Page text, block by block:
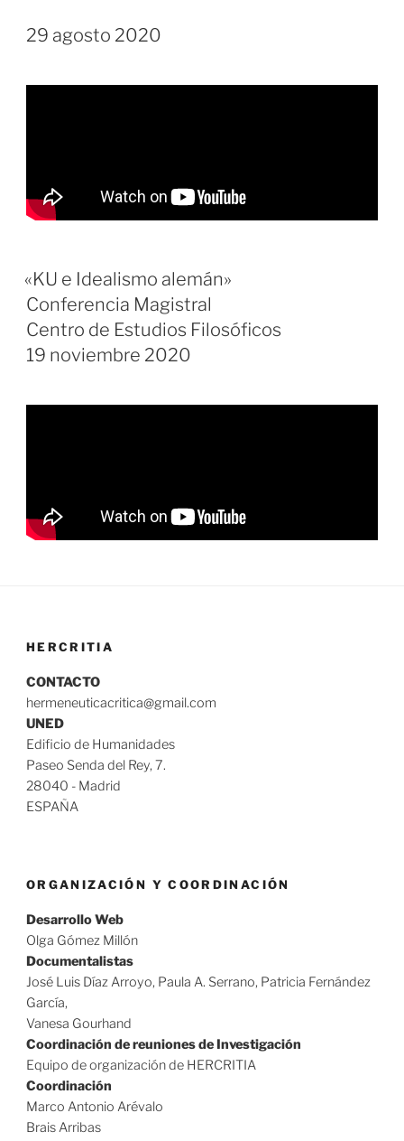
29 agosto 2020
«KU e Idealismo alemán»
Conferencia Magistral
Centro de Estudios Filosóficos
19 noviembre 2020
HERCRITIA
CONTACTO
hermeneuticacritica@gmail.com
UNED
Edificio de Humanidades
Paseo Senda del Rey, 7.
28040 - Madrid
ESPAÑA
ORGANIZACIÓN Y COORDINACIÓN
Desarrollo Web
Olga Gómez Millón
Documentalistas
José Luis Díaz Arroyo, Paula A. Serrano, Patricia Fernández
García,
Vanesa Gourhand
Coordinación de reuniones de Investigación
Equipo de organización de HERCRITIA
Coordinación
Marco Antonio Arévalo
Brais Arribas